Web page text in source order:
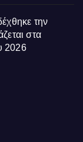
την
στα
2026